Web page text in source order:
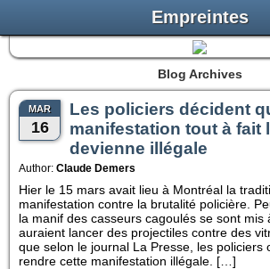
Empreintes
Blog Archives
MAR
16
Les policiers décident
manifestation tout à fait
devienne illégale
Author: Claude Demers
Hier le 15 mars avait lieu à Montréal la
manifestation contre la brutalité policière.
la manif des casseurs cagoulés se sont mis
auraient lancer des projectiles contre des
que selon le journal La Presse, les policiers
rendre cette manifestation illégale. […]